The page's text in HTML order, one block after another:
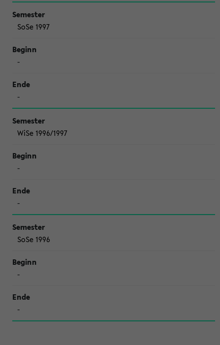
SoSe 1997
-
-
WiSe 1996/1997
-
-
SoSe 1996
-
-